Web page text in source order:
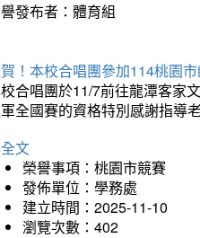
發布者：體育組
！本校合唱團參加114桃園
合唱團於11/7前往龍潭客家
全國賽的資格特別感謝指導
文
榮譽事項：桃園市競賽
發佈單位：學務處
建立時間：2025-11-10
瀏覽次數：402